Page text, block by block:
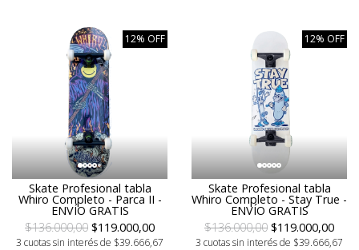
12% OFF
Skate Profesional tabla
Whiro Completo - Parca II -
ENVÍO GRATIS
$136.000,00 $119.000,00
3 cuotas sin interés de $39.666,67
12% OFF
Skate Profesional tabla
Whiro Completo - Stay True -
ENVÍO GRATIS
$136.000,00 $119.000,00
3 cuotas sin interés de $39.666,67